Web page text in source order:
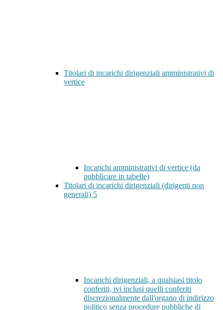
Titolari di incarichi dirigenziali amministrativi di
vertice
Incarichi amministrativi di vertice (da
pubblicare in tabelle)
Titolari di incarichi dirigenziali (dirigenti non
generali) 5
Incarichi dirigenziali, a qualsiasi titolo
conferiti, ivi inclusi quelli conferiti
discrezionalmente dall'organo di indirizzo
politico senza procedure pubbliche di